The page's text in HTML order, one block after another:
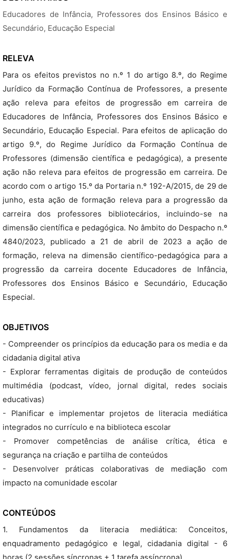
Educadores de Infância, Professores dos Ensinos Básico e
Secundário, Educação Especial
RELEVA
Para os efeitos previstos no n.º 1 do artigo 8.º, do Regime
Jurídico da Formação Contínua de Professores, a presente
ação releva para efeitos de progressão em carreira de
Educadores de Infância, Professores dos Ensinos Básico e
Secundário, Educação Especial. Para efeitos de aplicação do
artigo 9.º, do Regime Jurídico da Formação Contínua de
Professores (dimensão científica e pedagógica), a presente
ação não releva para efeitos de progressão em carreira. De
acordo com o artigo 15.º da Portaria n.º 192-A/2015, de 29 de
junho, esta ação de formação releva para a progressão da
carreira dos professores bibliotecários, incluindo-se na
dimensão científica e pedagógica. No âmbito do Despacho n.º
4840/2023, publicado a 21 de abril de 2023 a ação de
formação, releva na dimensão científico-pedagógica para a
progressão da carreira docente Educadores de Infância,
Professores dos Ensinos Básico e Secundário, Educação
Especial.
OBJETIVOS
- Compreender os princípios da educação para os media e da
cidadania digital ativa
- Explorar ferramentas digitais de produção de conteúdos
multimédia (podcast, vídeo, jornal digital, redes sociais
educativas)
- Planificar e implementar projetos de literacia mediática
integrados no currículo e na biblioteca escolar
- Promover competências de análise crítica, ética e
segurança na criação e partilha de conteúdos
- Desenvolver práticas colaborativas de mediação com
impacto na comunidade escolar
CONTEÚDOS
1. Fundamentos da literacia mediática: Conceitos,
enquadramento pedagógico e legal, cidadania digital - 6